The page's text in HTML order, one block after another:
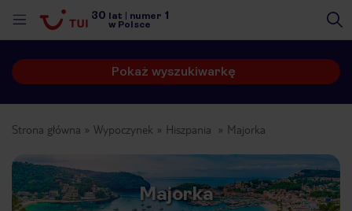
30 lat numer 1
w Polsce
Pokaż wyszukiwarkę
Strona główna Wypoczynek Hiszpania Majorka
Majorka